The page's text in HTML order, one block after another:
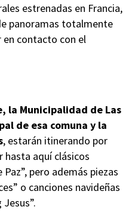
estrenadas en Francia,
panoramas totalmente
en contacto con el
la Municipalidad de Las
de esa comuna y la
, estarán itinerando por
hasta aquí clásicos
pero además piezas
o canciones navideñas